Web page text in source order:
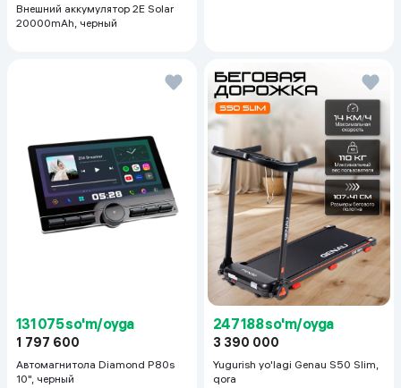
Внешний аккумулятор 2E Solar
20000mAh, черный
131 075 so'm/oyga
1 797 600
Автомагнитола Diamond P80s
10", черный
247 188 so'm/oyga
3 390 000
Yugurish yo'lagi Genau S50 Slim,
qora